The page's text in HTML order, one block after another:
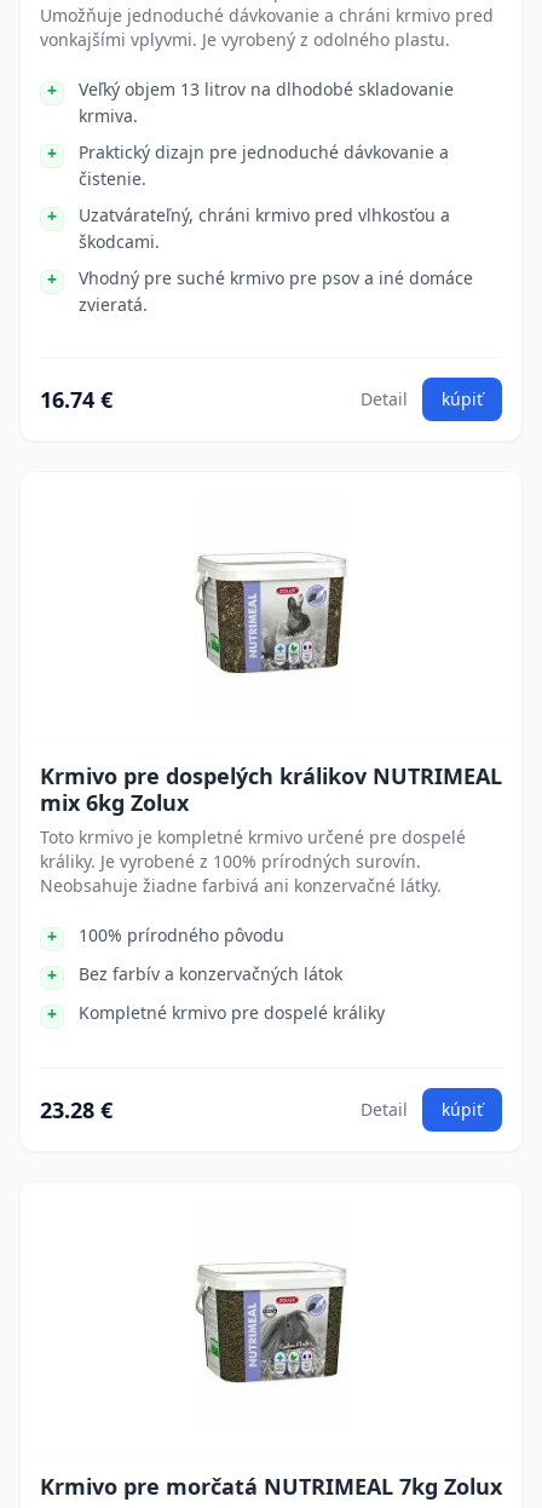
Umožňuje jednoduché dávkovanie a chráni krmivo pred
vonkajšími vplyvmi. Je vyrobený z odolného plastu.
Veľký objem 13 litrov na dlhodobé skladovanie
krmiva.
Praktický dizajn pre jednoduché dávkovanie a
čistenie.
Uzatvárateľný, chráni krmivo pred vlhkosťou a
škodcami.
Vhodný pre suché krmivo pre psov a iné domáce
zvieratá.
16.74 € Detail kúpiť
Krmivo pre dospelých králikov NUTRIMEAL
mix 6kg Zolux
Toto krmivo je kompletné krmivo určené pre dospelé
králiky. Je vyrobené z 100% prírodných surovín.
Neobsahuje žiadne farbivá ani konzervačné látky.
100% prírodného pôvodu
Bez farbív a konzervačných látok
Kompletné krmivo pre dospelé králiky
23.28 € Detail kúpiť
Krmivo pre morčatá NUTRIMEAL 7kg Zolux